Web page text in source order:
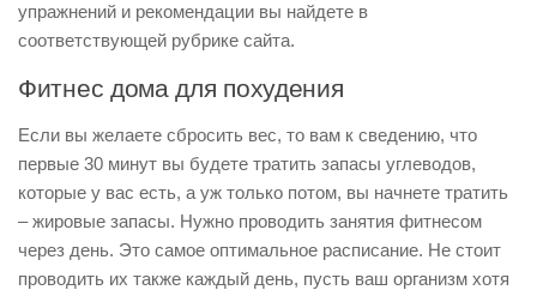
упражнений и рекомендации вы найдете в
соответствующей рубрике сайта.
Фитнес дома для похудения
Если вы желаете сбросить вес, то вам к сведению, что
первые 30 минут вы будете тратить запасы углеводов,
которые у вас есть, а уж только потом, вы начнете тратить
– жировые запасы. Нужно проводить занятия фитнесом
через день. Это самое оптимальное расписание. Не стоит
проводить их также каждый день, пусть ваш организм хотя